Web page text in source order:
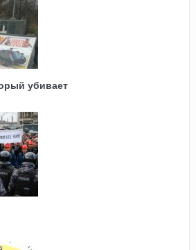
убивает